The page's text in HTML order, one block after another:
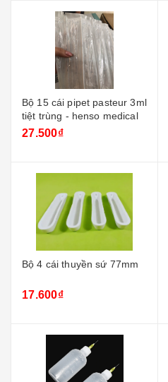
Bộ 15 cái pipet pasteur 3ml
tiệt trùng - henso medical
27.500₫
Bộ 4 cái thuyền sứ 77mm
17.600₫